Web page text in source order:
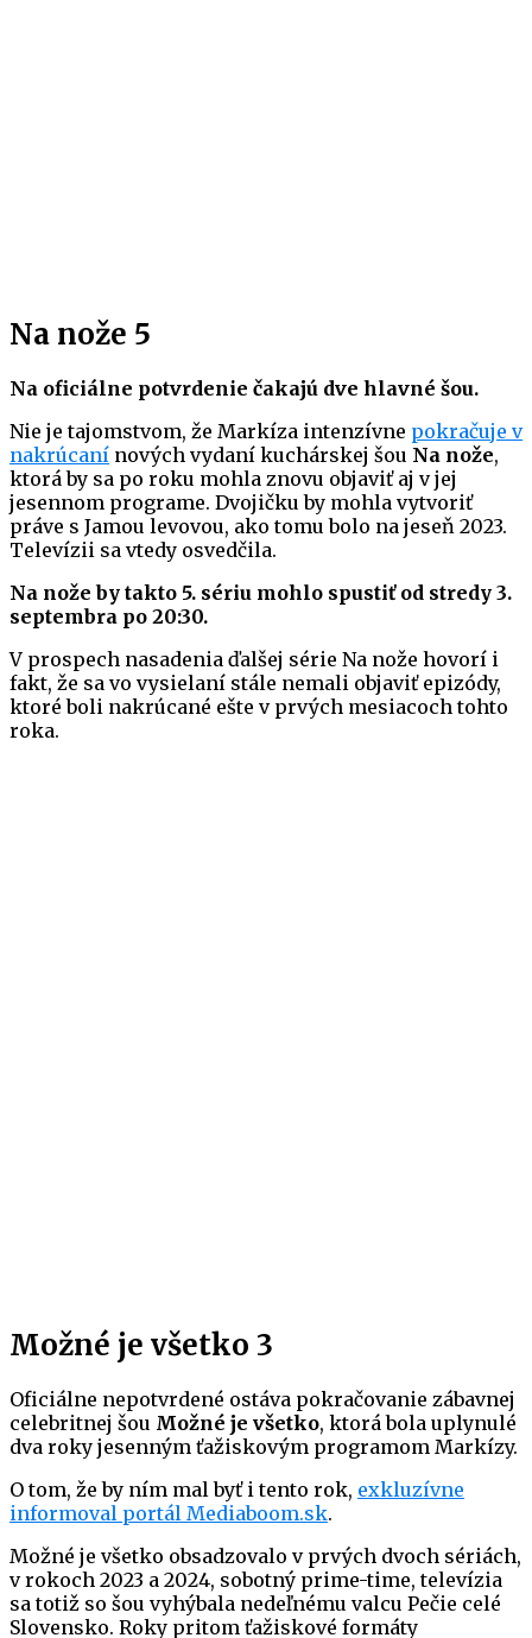
Na nože 5
Na oficiálne potvrdenie čakajú dve hlavné šou.
Nie je tajomstvom, že Markíza intenzívne pokračuje v
nakrúcaní nových vydaní kuchárskej šou Na nože,
ktorá by sa po roku mohla znovu objaviť aj v jej
jesennom programe. Dvojičku by mohla vytvoriť
práve s Jamou levovou, ako tomu bolo na jeseň 2023.
Televízii sa vtedy osvedčila.
Na nože by takto 5. sériu mohlo spustiť od stredy 3.
septembra po 20:30.
V prospech nasadenia ďalšej série Na nože hovorí i
fakt, že sa vo vysielaní stále nemali objaviť epizódy,
ktoré boli nakrúcané ešte v prvých mesiacoch tohto
roka.
Možné je všetko 3
Oficiálne nepotvrdené ostáva pokračovanie zábavnej
celebritnej šou Možné je všetko, ktorá bola uplynulé
dva roky jesenným ťažiskovým programom Markízy.
O tom, že by ním mal byť i tento rok, exkluzívne
informoval portál Mediaboom.sk.
Možné je všetko obsadzovalo v prvých dvoch sériách,
v rokoch 2023 a 2024, sobotný prime-time, televízia
sa totiž so šou vyhýbala nedeľnému valcu Pečie celé
Slovensko. Roky pritom ťažiskové formáty